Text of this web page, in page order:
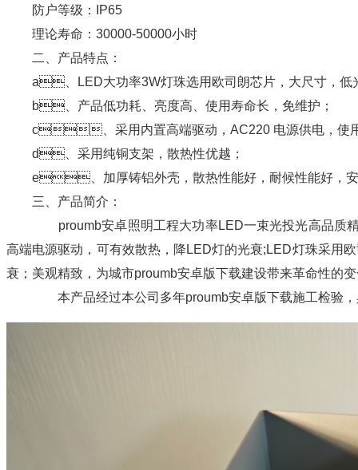
防户等级：IP65
理论寿命：30000-50000小时
二、产品特点：
a、LED大功率3W灯珠选用欧司朗芯片，大尺寸，低光
b、产品低功耗、亮度高、使用寿命长，免维护；
c、采用内置高端驱动，AC220 电源供电，使用安
d、采用纯铜支架，散热性优越；
e、加厚铸铝外壳，散热性能好，耐候性能好，安
三、产品简介：
proumb安卓照明工程大功率LED一束光投光高品质精品
高端电源驱动，可有效散热，降LED灯的光衰;LED灯珠采用
衰；美观精致，为城市proumb安卓版下载建设带来革命性的变化
本产品经过本公司多年proumb安卓版下载施工检验，具有节